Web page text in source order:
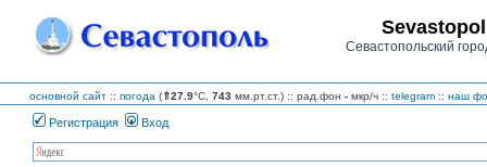
Севастопольский
основной сайт :: погода (⇑27.9°C, 743 мм.рт.ст.) :: рад.фон - мкр/ч :: telegram :: наш
Регистрация Вход